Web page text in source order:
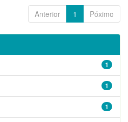
Anterior 1 Póximo
1
1
1